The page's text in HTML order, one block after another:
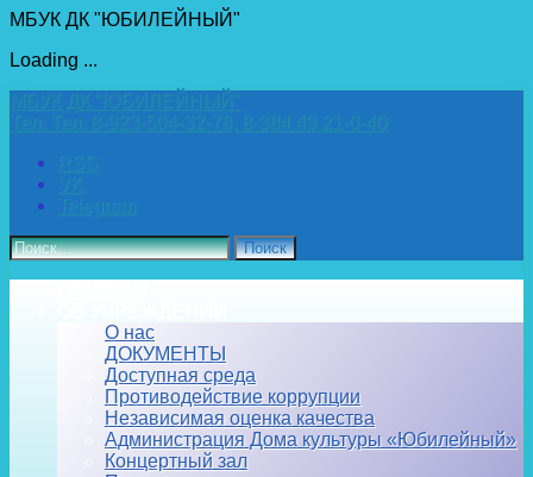
МБУК ДК "ЮБИЛЕЙНЫЙ"
Loading ...
Перейти
МБУК ДК "ЮБИЛЕЙНЫЙ"
Тел:
Тел. 8-923-504-32-78, 8-384 49 21-0-40
RSS
VK
Telegram
Найти:
О нас
ДОКУМЕНТЫ
Доступная среда
Противодействие коррупции
Независимая оценка качества
Администрация Дома культуры «Юбилейный»
Концертный зал